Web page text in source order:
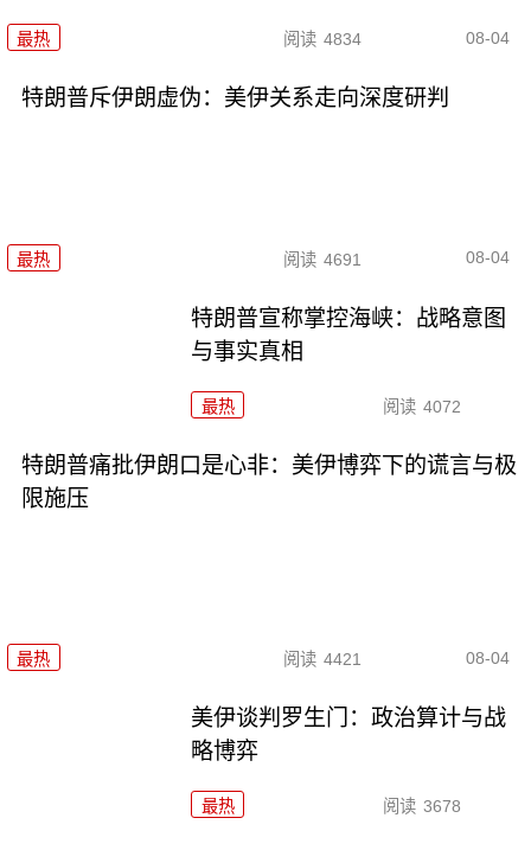
最热 阅读 4834 08-04
特朗普斥伊朗虚伪：美伊关系走向深度研判
最热 阅读 4691 08-04
特朗普宣称掌控海峡：战略意图
与事实真相
最热 阅读 4072
特朗普痛批伊朗口是心非：美伊博弈下的谎言与极
限施压
最热 阅读 4421 08-04
美伊谈判罗生门：政治算计与战
略博弈
最热 阅读 3678